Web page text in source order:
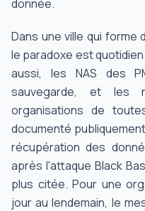
donnée.
Dans une ville qui forme
le paradoxe est
aussi, les NAS des
sauvegarde, et les
organisations de
documenté
récupération des
après l'attaque Black
plus citée. Pour une
jour au lendemain, le